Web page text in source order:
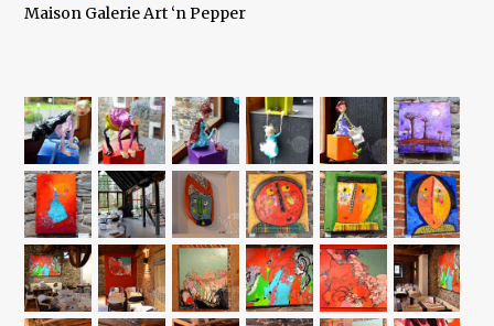
Maison Galerie Art ‘n Pepper